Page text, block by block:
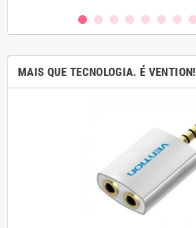
MAIS QUE TECNOLOGIA. É VENTION!